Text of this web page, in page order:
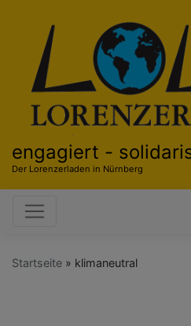
engagiert -
Der Lorenzerladen in Nürnberg
Startseite klimaneutral